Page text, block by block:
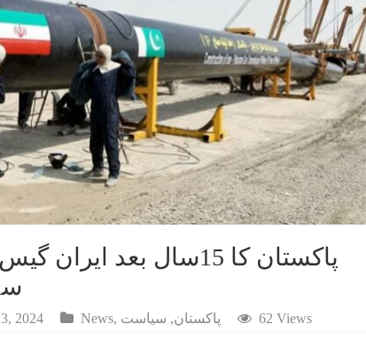
پاکستان کا 15سال بعد
2024 News, پاکستان, سیاست 62 Views